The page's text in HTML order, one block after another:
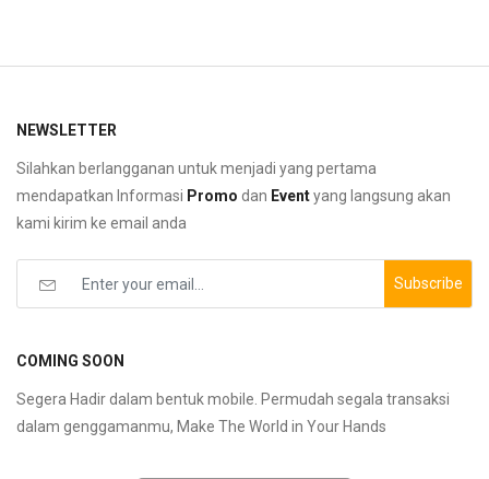
NEWSLETTER
Silahkan berlangganan untuk menjadi yang pertama
mendapatkan Informasi Promo dan Eventyang langsung akan
kami kirim ke email anda
Subscribe
COMING SOON
Segera Hadir dalam bentuk mobile. Permudah segala transaksi
dalam genggamanmu, Make The World in Your Hands